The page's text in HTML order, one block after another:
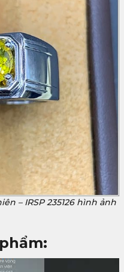
– IRSP 235126 hình ảnh